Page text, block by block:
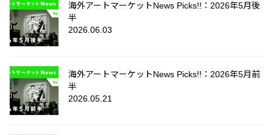
海外アートマーケットNews Picks!!：2026年5月後
半
2026.06.03
海外アートマーケットNews Picks!!：2026年5月前
半
2026.05.21